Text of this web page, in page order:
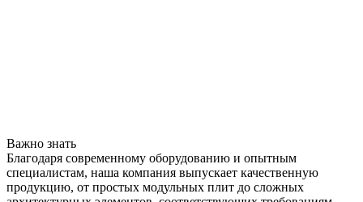
Важно знать
Благодаря современному оборудованию и опытным
специалистам, наша компания выпускает качественную
продукцию, от простых модульных плит до сложных